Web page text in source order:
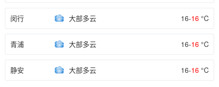
闵行 大部多云 16-16 °C
青浦 大部多云 16-16 °C
静安 大部多云 16-16 °C